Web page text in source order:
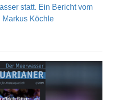
statt. Ein Bericht vom
Markus Köchle